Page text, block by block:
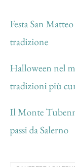
Festa San
tradizione
Halloween nel
tradizioni più
Il Monte
passi da Salerno